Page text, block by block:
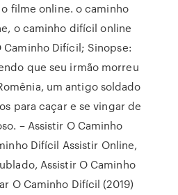
filme online. o caminho
o caminho difícil online
Difícil; Sinopse:
que seu irmão morreu
um antigo soldado
para caçar e se vingar de
– Assistir O Caminho
Difícil Assistir Online,
Assistir O Caminho
O Caminho Difícil (2019)